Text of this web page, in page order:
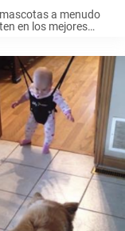
a menudo
en los mejores
...